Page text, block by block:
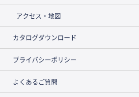
アクセス・地図
カタログダウンロード
プライバシーポリシー
よくあるご質問